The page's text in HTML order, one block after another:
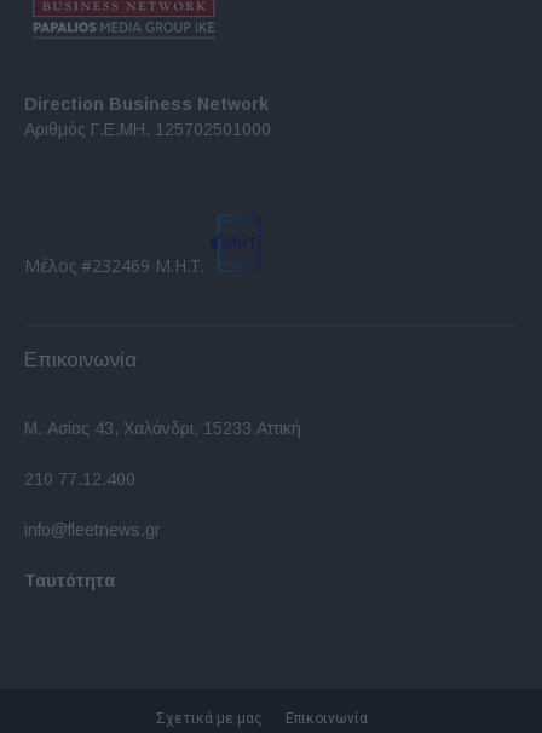
Direction Business Network
Αριθμός Γ.Ε.ΜΗ. 125702501000
Μέλος #232469 Μ.Η.Τ.
Επικοινωνία
Μ. Ασίας 43, Χαλάνδρι, 15233 Αττική
210 77.12.400
info@fleetnews.gr
Ταυτότητα
Σχετικά με μας Επικοινωνία